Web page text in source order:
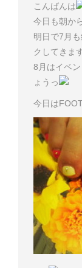
こんばんは
今日も朝か
明日で7月
クしてきま
8月はイベ
ょうっ
今日は